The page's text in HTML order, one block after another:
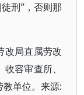
刑”，否则那
改局直属劳改
容审查所、
单位。来源: